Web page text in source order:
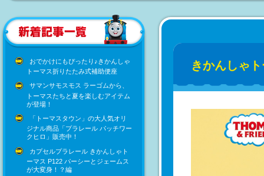
おでかけにもぴったり♪きかんしゃ
トーマス折りたたみ式補助便座
サマンサモスモス ラーゴムから、
トーマスたちと夏を楽しむアイテム
が登場！
「トーマスタウン」の大人気オリ
ジナル商品「プラレール パッチワー
クヒロ」販売中！
カプセルプラレール きかんしゃト
ーマス P122 パーシーとジェームス
が大変身！？編
きかんしゃ